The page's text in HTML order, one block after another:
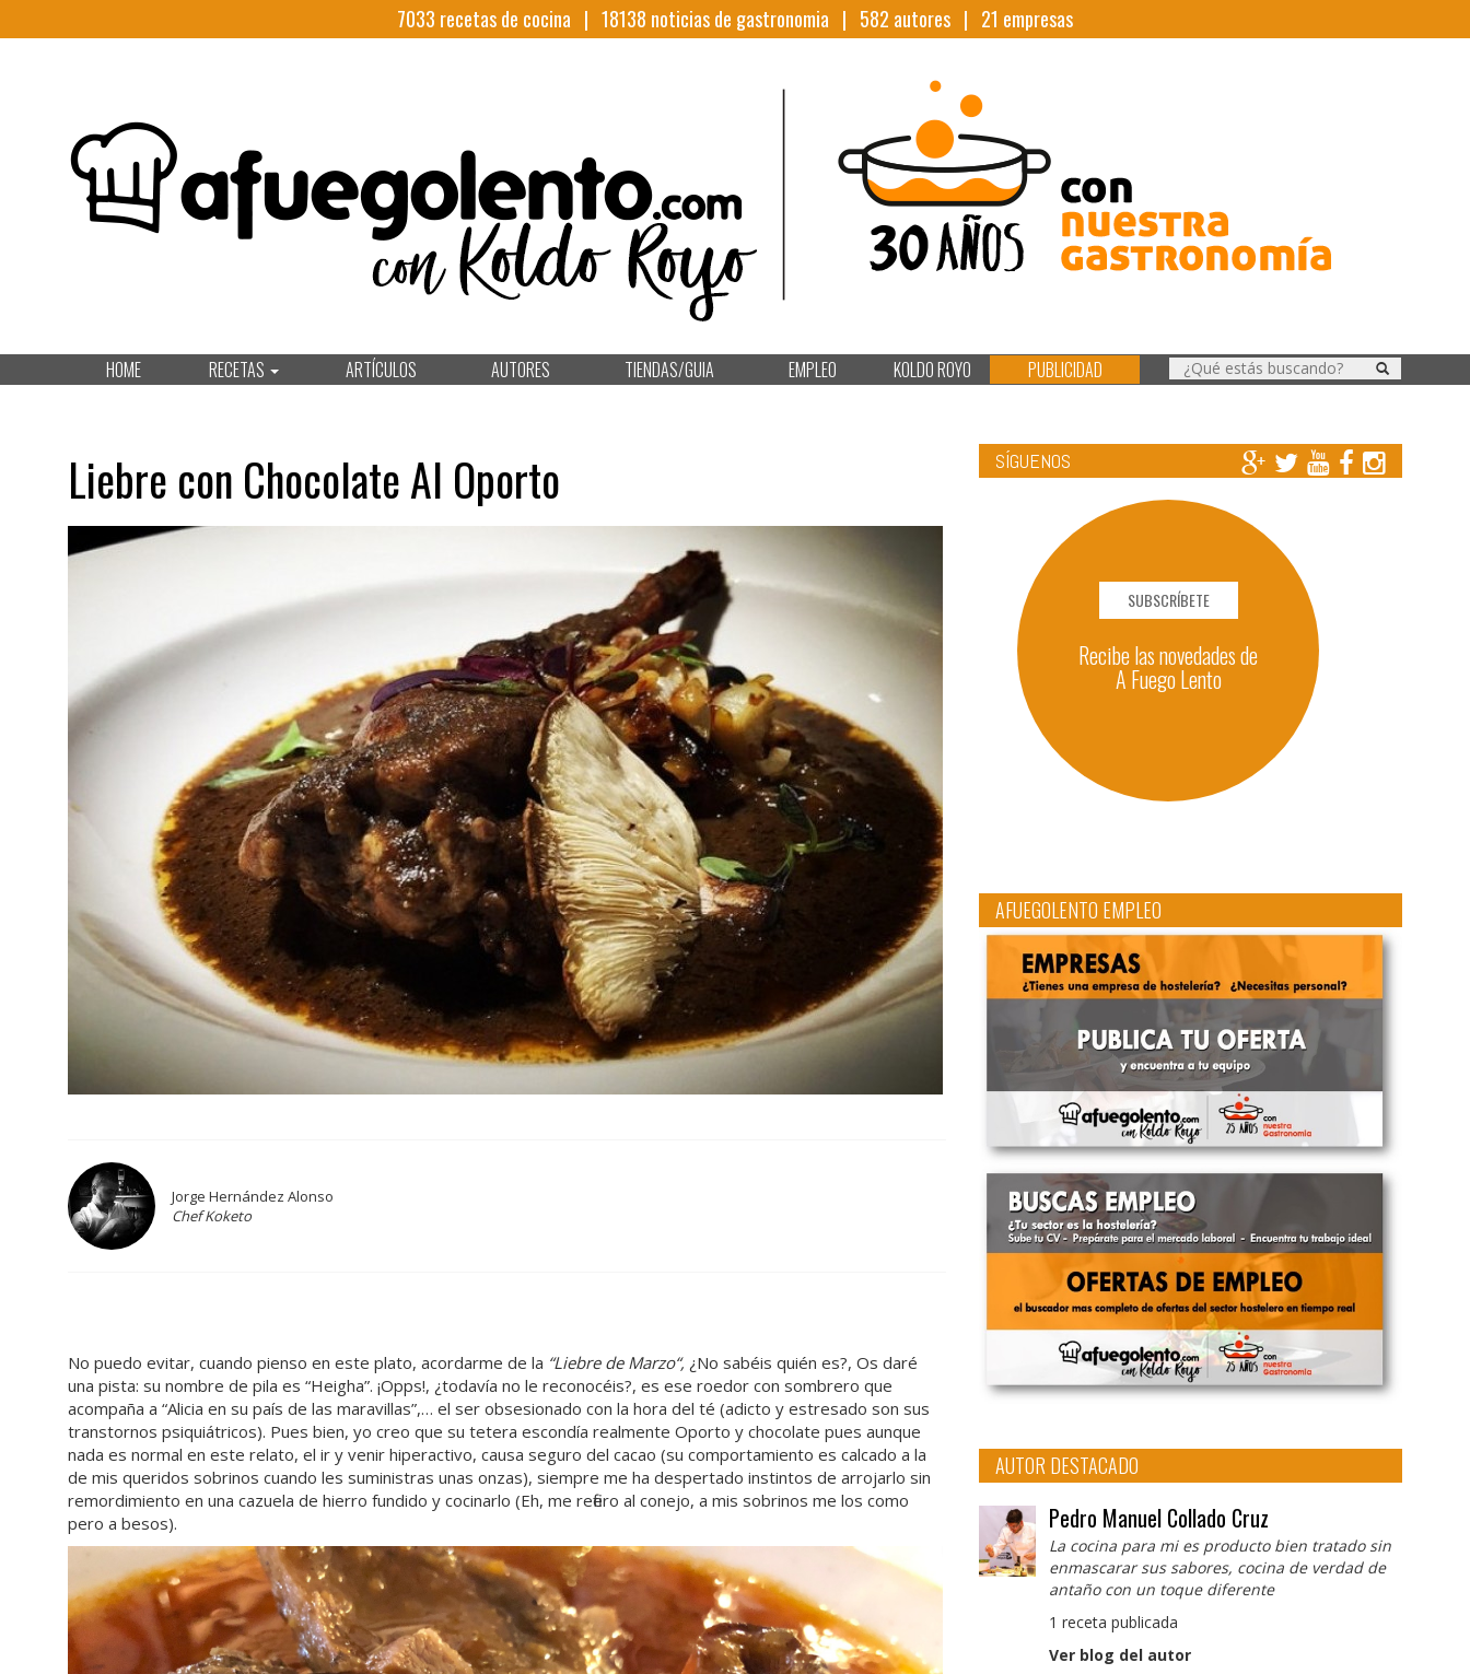
7033 recetas de cocina | 18138 noticias de gastronomia | 582 autores | 21 empresas
HOME RECETAS ARTÍCULOS AUTORES TIENDAS/GUIA EMPLEO KOLDO ROYO PUBLICIDAD
Liebre con Chocolate Al Oporto
Jorge Hernández Alonso
Chef Koketo
No puedo evitar, cuando pienso en este plato, acordarme de la “Liebre de Marzo“, ¿No sabéis quién es?, Os daré
una pista: su nombre de pila es “Heigha”. ¡Opps!, ¿todavía no le reconocéis?, es ese roedor con sombrero que
acompaña a “Alicia en su país de las maravillas”,… el ser obsesionado con la hora del té (adicto y estresado son sus
transtornos psiquiátricos). Pues bien, yo creo que su tetera escondía realmente Oporto y chocolate pues aunque
nada es normal en este relato, el ir y venir hiperactivo, causa seguro del cacao (su comportamiento es calcado a la
de mis queridos sobrinos cuando les suministras unas onzas), siempre me ha despertado instintos de arrojarlo sin
remordimiento en una cazuela de hierro fundido y cocinarlo (Eh, me refiero al conejo, a mis sobrinos me los como
pero a besos).
SÍGUENOS
SUBSCRÍBETE
Recibe las novedades de
A Fuego Lento
AFUEGOLENTO EMPLEO
AUTOR DESTACADO
Pedro Manuel Collado Cruz
La cocina para mi es producto bien tratado sin
enmascarar sus sabores, cocina de verdad de
antaño con un toque diferente
1 receta publicada
Ver blog del autor